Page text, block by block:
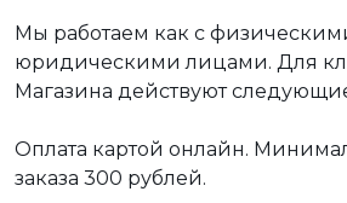
Мы работаем как с
юридическими лицами. Для
Магазина действуют
Оплата картой онлайн.
заказа 300 рублей.